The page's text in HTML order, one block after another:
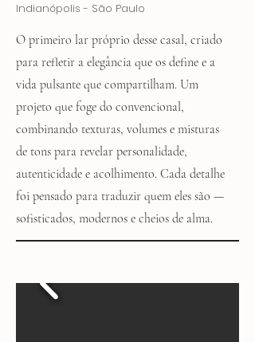
Indianópolis - São Paulo
O primeiro lar próprio desse casal, criado
para refletir a elegância que os define e a
vida pulsante que compartilham. Um
projeto que foge do convencional,
combinando texturas, volumes e misturas
de tons para revelar personalidade,
autenticidade e acolhimento. Cada detalhe
foi pensado para traduzir quem eles são —
sofisticados, modernos e cheios de alma.